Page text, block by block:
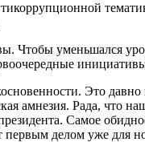
Чтобы уменьшался
Это
амнезия. Рада, что
Самое
первым делом уже для